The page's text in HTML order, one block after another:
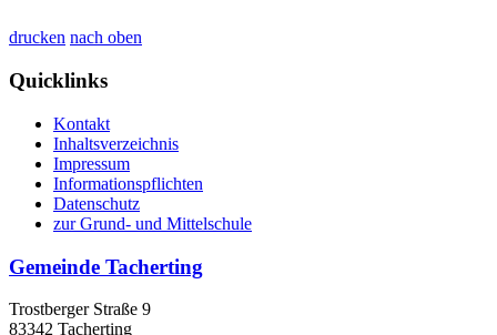
drucken nach oben
Quicklinks
Kontakt
Inhaltsverzeichnis
Impressum
Informationspflichten
Datenschutz
zur Grund- und Mittelschule
Gemeinde Tacherting
Trostberger Straße 9
83342 Tacherting